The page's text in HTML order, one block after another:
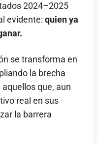
2024–2025
evidente: quien ya
se transforma en
la brecha
que, aun
real en sus
la barrera